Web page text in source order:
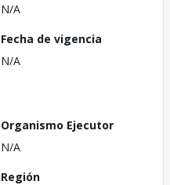
N/A
Fecha de vigencia
N/A
Organismo Ejecutor
N/A
Región